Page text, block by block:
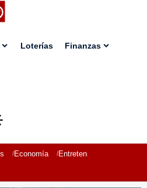
Loterías Finanzas
Economía Entretenimiento